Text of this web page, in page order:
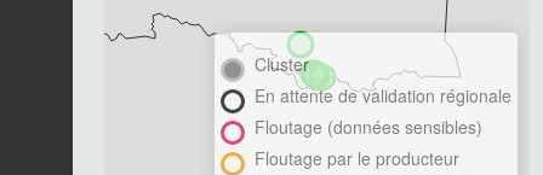
Cluster
En attente de validation régionale
Floutage (données sensibles)
Floutage par le producteur